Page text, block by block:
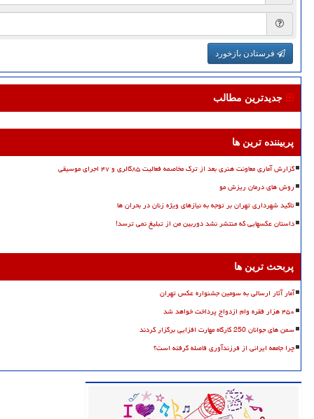
فرستادن بازخورد
جدیدترین مطالب
پربیننده ترین ها
گزارش آماری معاونت هنری بعد از ترک مخاصمه فعالیت ۸۵گالری و ۴۷ اجرای موسیقی
روش های درمان ریزش مو
تاکید شهرداری تهران بر توجه به نیازهای ویژه زنان در بحران ها
داستان عکسهایی که منتشر نشد دوربین من از تبلیغ نمی ترسد!
پربحث ترین ها
آمار آثار ارسالی به سومین جشنواره عکس تهران
۴۵۰ هزار فقره وام ازدواج پرداخت خواهد شد
سمن های جوانان 250 کارگاه مهارت افزایی برگزار کردند
چرا جامعه ایرانی از فرزندآوری فاصله گرفته است؟